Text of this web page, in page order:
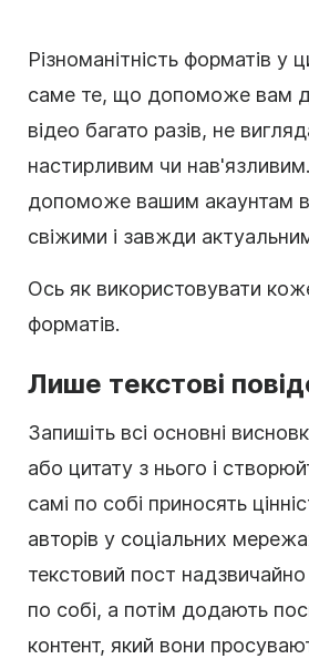
Різноманітність форматів
саме те, що допоможе вам
відео багато разів, не
настирливим чи
допоможе вашим акаунтам
свіжими і завжди
Ось як використовувати
форматів.
Лише текстові
Запишіть всі основні
або цитату з нього і
самі по собі приносять
авторів у соціальних
текстовий пост
по собі, а потім додають
контент, який вони